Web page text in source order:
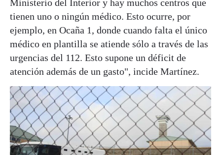
Ministerio del Interior y hay muchos centros que
tienen uno o ningún médico. Esto ocurre, por
ejemplo, en Ocaña 1, donde cuando falta el único
médico en plantilla se atiende sólo a través de las
urgencias del 112. Esto supone un déficit de
atención además de un gasto", incide Martínez.